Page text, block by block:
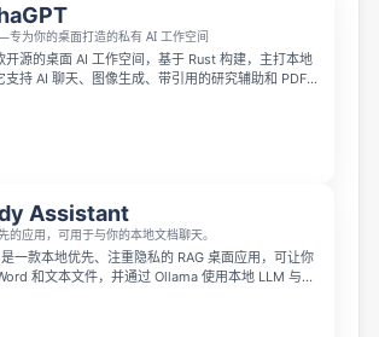
为你的桌面打造的私有 AI 工作空间
开源的桌面 AI 工作空间，基于 Rust 构建，主打本地
支持 AI 聊天、图像生成、带引用的研究辅助和 PDF
Assistant
的应用，可用于与你的本地文档聊天。
一款本地优先、注重隐私的 RAG 桌面应用，可让你
和文本文件，并通过 Ollama 使用本地 LLM 与文